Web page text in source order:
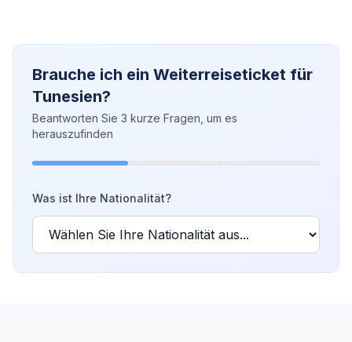
Brauche ich ein Weiterreiseticket für
Tunesien?
Beantworten Sie 3 kurze Fragen, um es
herauszufinden
Was ist Ihre Nationalität?